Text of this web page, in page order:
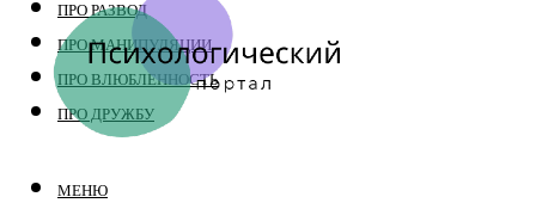
ПРО РАЗВОД
ПРО МАНИПУЛЯЦИИ
ПРО ВЛЮБЛЕННОСТЬ
ПРО ДРУЖБУ
МЕНЮ